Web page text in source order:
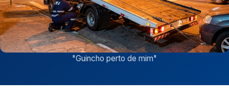
"Guincho perto de mim"